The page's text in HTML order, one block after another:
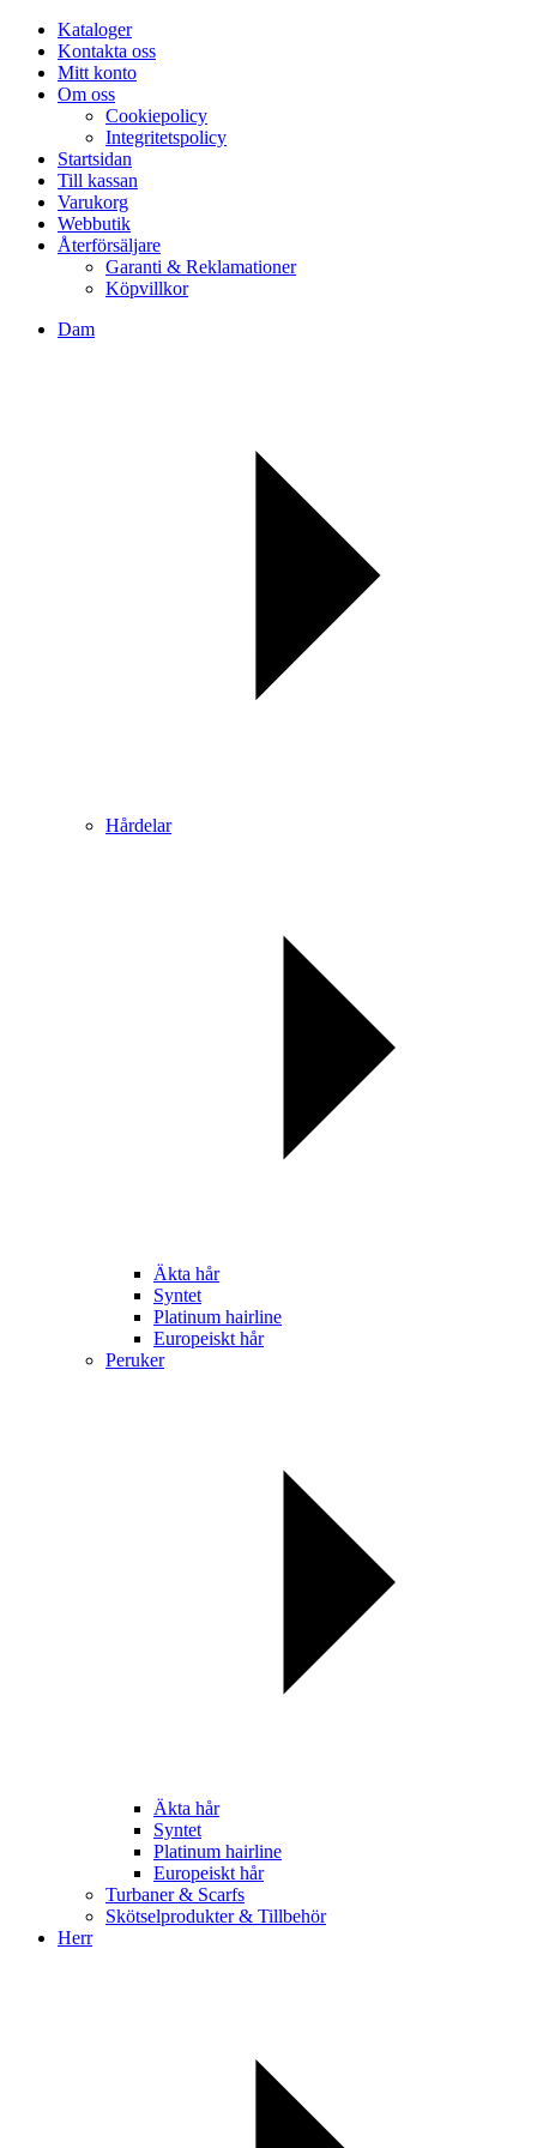
Kataloger
Kontakta oss
Mitt konto
Om oss
Cookiepolicy
Integritetspolicy
Startsidan
Till kassan
Varukorg
Webbutik
Återförsäljare
Garanti & Reklamationer
Köpvillkor
Dam
Hårdelar
Äkta hår
Syntet
Platinum hairline
Europeiskt hår
Peruker
Äkta hår
Syntet
Platinum hairline
Europeiskt hår
Turbaner & Scarfs
Skötselprodukter & Tillbehör
Herr